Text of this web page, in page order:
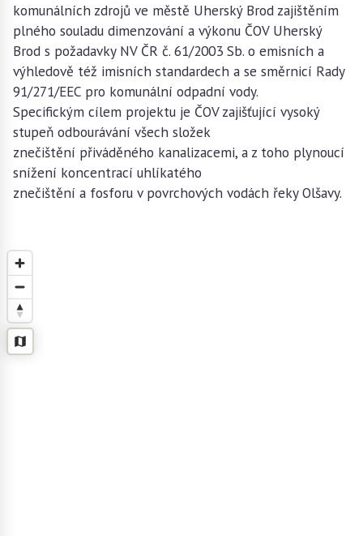
komunálních zdrojů ve městě Uherský Brod zajištěním
plného souladu dimenzování a výkonu ČOV Uherský
Brod s požadavky NV ČR č. 61/2003 Sb. o emisních a
výhledově též imisních standardech a se směrnicí Rady
91/271/EEC pro komunální odpadní vody.
Specifickým cílem projektu je ČOV zajišťující vysoký
stupeň odbourávání všech složek
znečištění přiváděného kanalizacemi, a z toho plynoucí
snížení koncentrací uhlíkatého
znečištění a fosforu v povrchových vodách řeky Olšavy.